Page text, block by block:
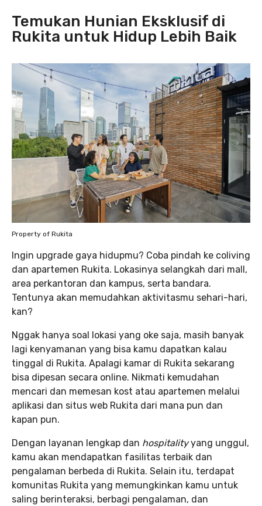
Temukan Hunian Eksklusif di
Rukita untuk Hidup Lebih Baik
Property of Rukita
Ingin upgrade gaya hidupmu? Coba pindah ke coliving
dan apartemen Rukita. Lokasinya selangkah dari mall,
area perkantoran dan kampus, serta bandara.
Tentunya akan memudahkan aktivitasmu sehari-hari,
kan?
Nggak hanya soal lokasi yang oke saja, masih banyak
lagi kenyamanan yang bisa kamu dapatkan kalau
tinggal di Rukita. Apalagi kamar di Rukita sekarang
bisa dipesan secara online. Nikmati kemudahan
mencari dan memesan kost atau apartemen melalui
aplikasi dan situs web Rukita dari mana pun dan
kapan pun.
Dengan layanan lengkap dan hospitalityyang unggul,
kamu akan mendapatkan fasilitas terbaik dan
pengalaman berbeda di Rukita. Selain itu, terdapat
komunitas Rukita yang memungkinkan kamu untuk
saling berinteraksi, berbagi pengalaman, dan